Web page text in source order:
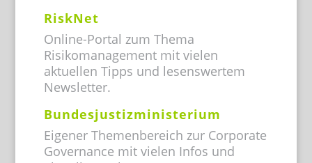
RiskNet
Online-Portal zum Thema
Risikomanagement mit vielen
aktuellen Tipps und lesenswertem
Newsletter.
Bundesjustizministerium
Eigener Themenbereich zur Corporate
Governance mit vielen Infos und